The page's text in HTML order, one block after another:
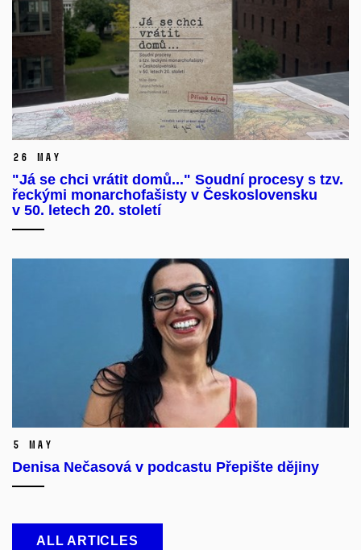
26 May
"Já se chci vrátit domů..." Soudní procesy s tzv.
řeckými monarchofašisty v Československu
v 50. letech 20. století
5 May
Denisa Nečasová v podcastu Přepište dějiny
ALL ARTICLES